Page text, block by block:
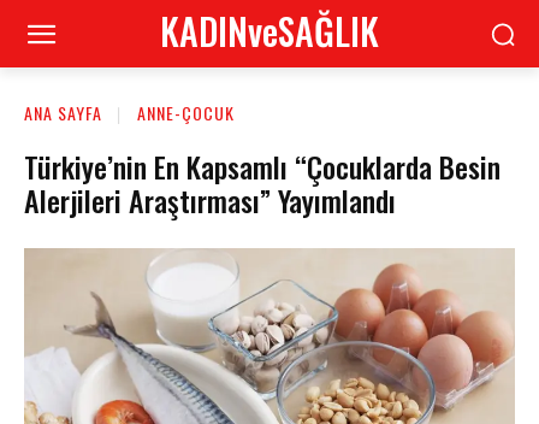
KADINveSAĞLIK
ANA SAYFA ANNE-ÇOCUK
Türkiye’nin En Kapsamlı “Çocuklarda Besin
Alerjileri Araştırması” Yayımlandı